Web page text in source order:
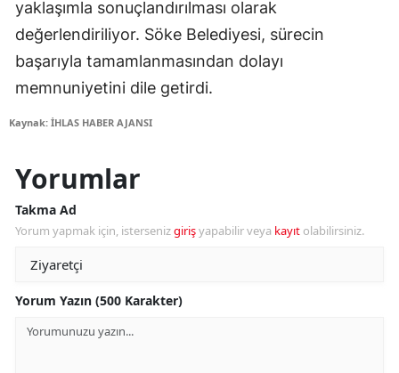
yaklaşımla sonuçlandırılması olarak
değerlendiriliyor. Söke Belediyesi, sürecin
başarıyla tamamlanmasından dolayı
memnuniyetini dile getirdi.
Kaynak: İHLAS HABER AJANSI
Yorumlar
Takma Ad
Yorum yapmak için, istersenizgirişyapabilir veya kayıt olabilirsiniz.
Yorum Yazın (500 Karakter)